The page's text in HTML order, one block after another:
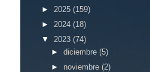
► 2025 (159)
► 2024 (18)
▼ 2023 (74)
► diciembre (5)
► noviembre (2)